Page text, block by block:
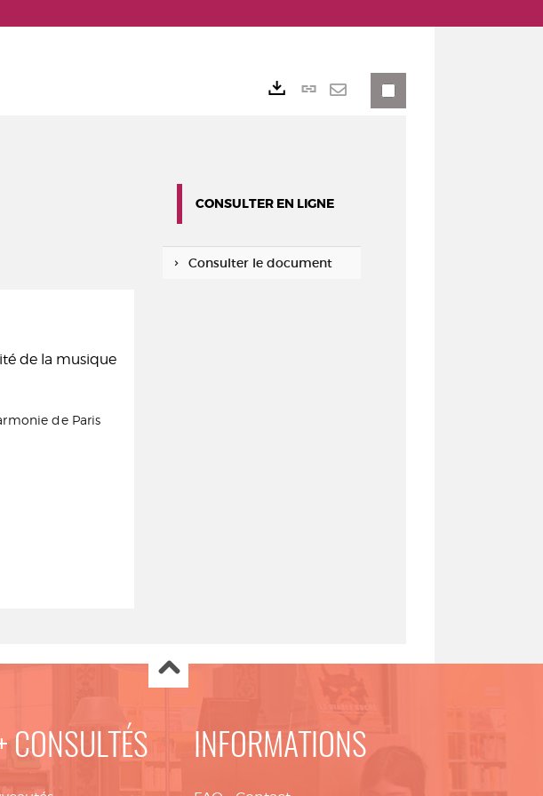
de Paris
Lien
CONSULTER EN LIGNE
Consulter le document
CONSULTÉS INFORMATIONS